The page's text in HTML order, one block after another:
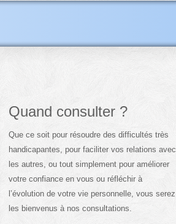
Quand consulter ?
Que ce soit pour résoudre des difficultés très
handicapantes, pour faciliter vos relations avec
les autres, ou tout simplement pour améliorer
votre confiance en vous ou réfléchir à
l’évolution de votre vie personnelle, vous serez
les bienvenus à nos consultations.